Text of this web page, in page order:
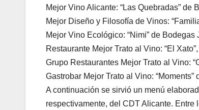
Mejor Vino Alicante: “Las Quebradas” de
Mejor Diseño y Filosofía de Vinos:
Mejor Vino Ecológico: “Nimi” de Bodegas
Restaurante Mejor Trato al Vino: “El
Grupo Restaurantes Mejor Trato al Vino:
Gastrobar Mejor Trato al Vino:
A continuación se sirvió un menú
respectivamente, del CDT Alicante. Entre